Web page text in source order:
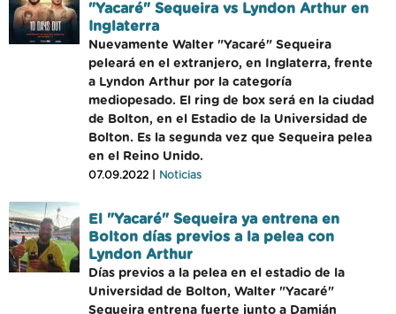
"Yacaré" Sequeira vs Lyndon Arthur en
Inglaterra
Nuevamente Walter "Yacaré" Sequeira
peleará en el extranjero, en Inglaterra, frente
a Lyndon Arthur por la categoría
mediopesado. El ring de box será en la ciudad
de Bolton, en el Estadio de la Universidad de
Bolton. Es la segunda vez que Sequeira pelea
en el Reino Unido.
07.09.2022 | Noticias
El "Yacaré" Sequeira ya entrena en
Bolton días previos a la pelea con
Lyndon Arthur
Días previos a la pelea en el estadio de la
Universidad de Bolton, Walter "Yacaré"
Sequeira entrena fuerte junto a Damián